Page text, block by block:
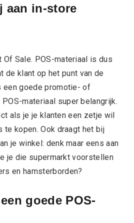
aan in-store
Of Sale. POS-materiaal is dus
de klant op het punt van de
een goede promotie- of
materiaal super belangrijk.
als je je klanten een zetje wil
te kopen. Ook draagt het bij
je winkel: denk maar eens aan
je die supermarkt voorstellen
en hamsterborden?
goede POS-